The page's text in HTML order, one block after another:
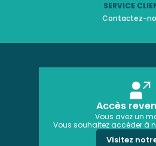
SERVICE
Contactez-
Accès
Vous avez un
Vous souhaitez accéder à
Visitez